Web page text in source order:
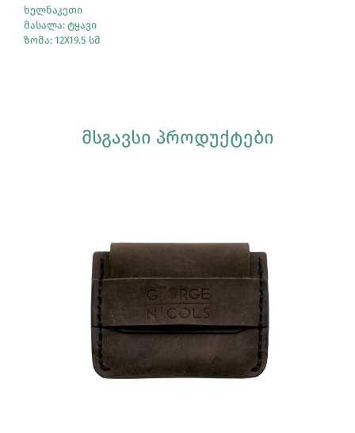
ხელნაკეთი
მასალა: ტყავი
ზომა: 12X19.5 სმ
ᲛᲡᲒᲐᲕᲡᲘ ᲞᲠᲝᲓᲣᲥᲢᲔᲑᲘ
Სრულად Ნახვა